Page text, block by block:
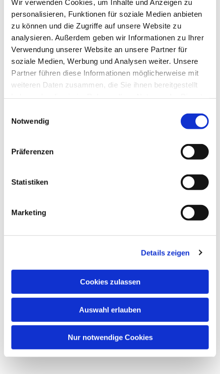
Wir verwenden Cookies, um Inhalte und Anzeigen zu
personalisieren, Funktionen für soziale Medien anbieten
zu können und die Zugriffe auf unsere Website zu
analysieren. Außerdem geben wir Informationen zu Ihrer
Verwendung unserer Website an unsere Partner für
soziale Medien, Werbung und Analysen weiter. Unsere
Partner führen diese Informationen möglicherweise mit
weiteren Daten zusammen, die Sie ihnen bereitgestellt
Notwendig
Präferenzen
Statistiken
Marketing
Details zeigen
Cookies zulassen
Auswahl erlauben
Nur notwendige Cookies
Mittwoch, 30. Dezember 2026,
Elfbuchenstr. 3, 34119 Kassel
Wir freuen uns über alle Gäste, die sich für eine
gemütliche Zeit
bei Getränken und Kuchen treffen möchten.
Unser Kuchen ist selbst gebacken, der Kaffee bio-
fair.
Um auf Dauer die regelmäßige Öffnung zu
ermöglichen,
suchen wir weitere Ehrenamtliche.